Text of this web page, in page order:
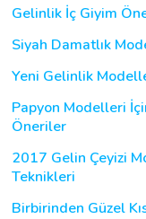
Gelinlik İç Giyim
Siyah Damatlık
Yeni Gelinlik
Papyon Modelleri
Öneriler
2017 Gelin Çeyizi
Teknikleri
Birbirinden Güzel